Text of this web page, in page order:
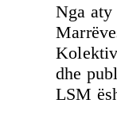
Nga aty
dhe
LSM